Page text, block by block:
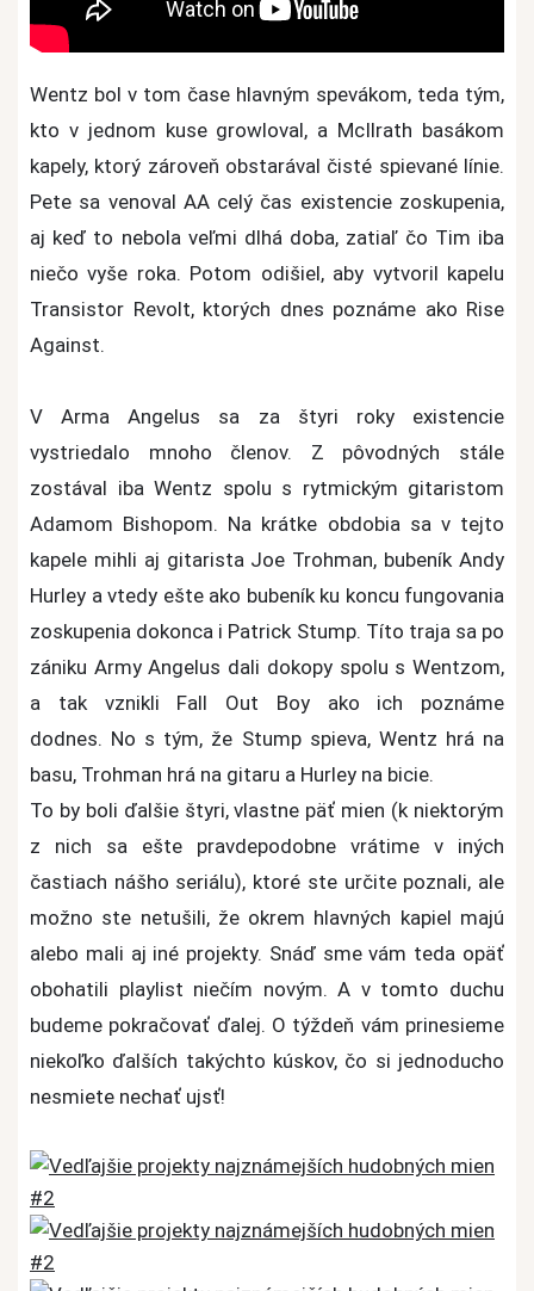
Wentz bol v tom čase hlavným spevákom, teda tým,
kto v jednom kuse growloval, a McIlrath basákom
kapely, ktorý zároveň obstarával čisté spievané línie.
Pete sa venoval AA celý čas existencie zoskupenia,
aj keď to nebola veľmi dlhá doba, zatiaľ čo Tim iba
niečo vyše roka. Potom odišiel, aby vytvoril kapelu
Transistor Revolt, ktorých dnes poznáme ako Rise
Against.
V Arma Angelus sa za štyri roky existencie
vystriedalo mnoho členov. Z pôvodných stále
zostával iba Wentz spolu s rytmickým gitaristom
Adamom Bishopom. Na krátke obdobia sa v tejto
kapele mihli aj gitarista Joe Trohman, bubeník Andy
Hurley a vtedy ešte ako bubeník ku koncu fungovania
zoskupenia dokonca i Patrick Stump. Títo traja sa po
zániku Army Angelus dali dokopy spolu s Wentzom,
a tak vznikli Fall Out Boy ako ich poznáme
dodnes. No s tým, že Stump spieva, Wentz hrá na
basu, Trohman hrá na gitaru a Hurley na bicie.
To by boli ďalšie štyri, vlastne päť mien (k niektorým
z nich sa ešte pravdepodobne vrátime v iných
častiach nášho seriálu), ktoré ste určite poznali, ale
možno ste netušili, že okrem hlavných kapiel majú
alebo mali aj iné projekty. Snáď sme vám teda opäť
obohatili playlist niečím novým.A v tomto duchu
budeme pokračovať ďalej. O týždeň vám prinesieme
niekoľko ďalších takýchto kúskov, čo si jednoducho
nesmiete nechať ujsť!